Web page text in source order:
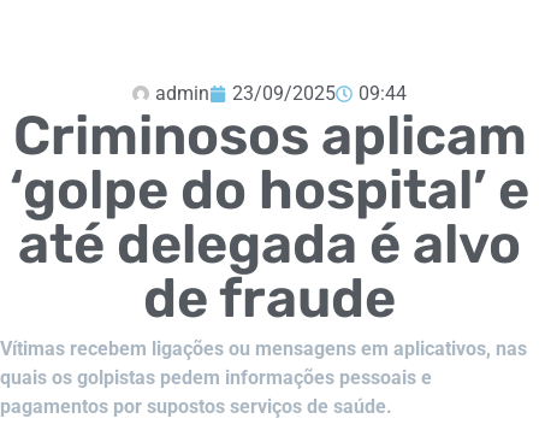
admin 23/09/2025 09:44
Criminosos aplicam
‘golpe do hospital’ e
até delegada é alvo
de fraude
Vítimas recebem ligações ou mensagens em aplicativos, nas
quais os golpistas pedem informações pessoais e
pagamentos por supostos serviços de saúde.